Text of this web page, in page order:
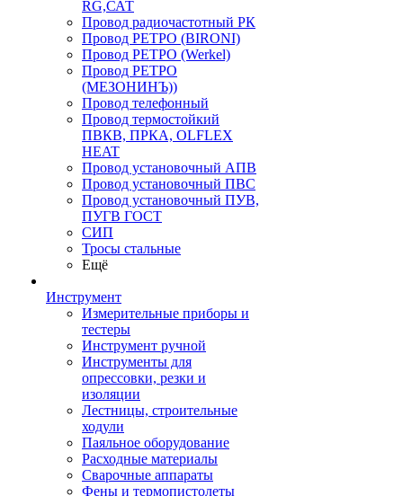
RG,САТ
Провод радиочастотный РК
Провод РЕТРО (BIRONI)
Провод РЕТРО (Werkel)
Провод РЕТРО
(МЕЗОНИНЪ))
Провод телефонный
Провод термостойкий
ПВКВ, ПРКА, OLFLEX
HEAT
Провод установочный АПВ
Провод установочный ПВС
Провод установочный ПУВ,
ПУГВ ГОСТ
СИП
Тросы стальные
Ещё
Инструмент
Измерительные приборы и
тестеры
Инструмент ручной
Инструменты для
опрессовки, резки и
изоляции
Лестницы, строительные
ходули
Паяльное оборудование
Расходные материалы
Сварочные аппараты
Фены и термопистолеты